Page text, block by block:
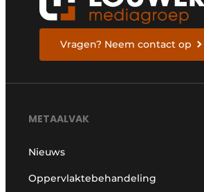
Vragen? Neem contact op
METAALVAK
Nieuws
Oppervlaktebehandeling